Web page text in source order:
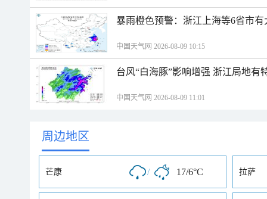
暴雨橙色预警：浙江上海等6省市
中国天气网 2026-08-09 10:15
台风“白海豚”影响增强 浙江局地有
中国天气网 2026-08-09 11:01
周边地区
芒康 / 17/6°C 拉萨